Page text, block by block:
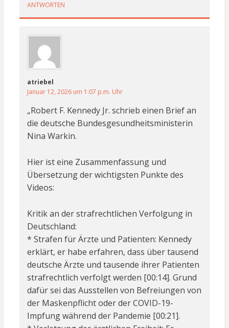
ANTWORTEN
atriebel
Januar 12, 2026 um 1:07 p.m. Uhr
„Robert F. Kennedy Jr. schrieb einen Brief an
die deutsche Bundesgesundheitsministerin
Nina Warkin.
Hier ist eine Zusammenfassung und
Übersetzung der wichtigsten Punkte des
Videos:
Kritik an der strafrechtlichen Verfolgung in
Deutschland:
* Strafen für Ärzte und Patienten: Kennedy
erklärt, er habe erfahren, dass über tausend
deutsche Ärzte und tausende ihrer Patienten
strafrechtlich verfolgt werden [00:14]. Grund
dafür sei das Ausstellen von Befreiungen von
der Maskenpflicht oder der COVID-19-
Impfung während der Pandemie [00:21].